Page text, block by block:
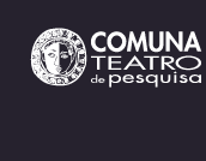
content